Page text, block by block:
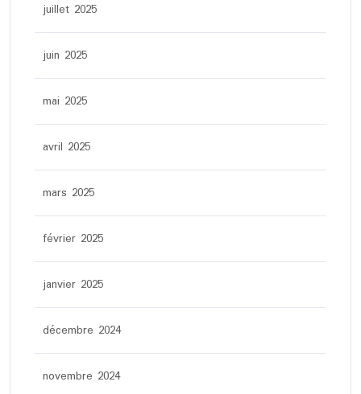
juillet 2025
juin 2025
mai 2025
avril 2025
mars 2025
février 2025
janvier 2025
décembre 2024
novembre 2024